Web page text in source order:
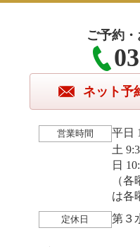
ご予約
ネット予
営業時間
平日
土
日
（
は各
定休日 第３